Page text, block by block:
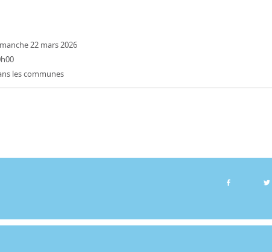
22 mars 2026
les communes